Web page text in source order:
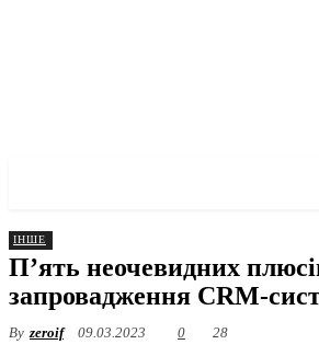
ІНШЕ
П’ять неочевидних
запровадження CRM-
By zeroif 09.03.2023 0 28